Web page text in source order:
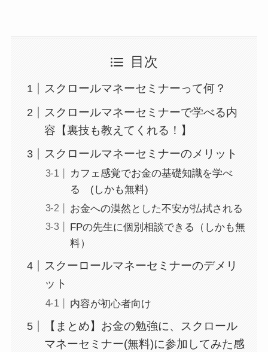
目次
スクロールマネーセミナーって何？
スクロールマネーセミナーで学べる内
容【裏技も教えてくれる！】
スクロールマネーセミナーのメリット
カフェ感覚でお金の基礎知識を学べ
る (しかも無料)
お金への漠然とした不安が払拭される
FPの先生に個別相談できる（しかも無
料）
スクーロールマネーセミナーのデメリ
ット
内容が初心者向け
【まとめ】お金の勉強に、スクロール
マネーセミナー(無料)に参加してみた感